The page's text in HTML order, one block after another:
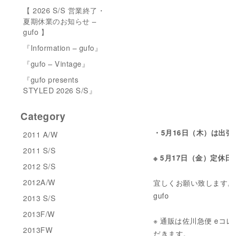
・5月16日（木）は
※ 5月17日（金）定休
宜しくお願い致しま
gufo
※ 通販は佐川急便 eコ
だきます。
【 2026 S/S 営業終了・
夏期休業のお知らせ –
gufo 】
『Information – gufo』
『gufo – Vintage』
『gufo presents
STYLED 2026 S/S』
Category
2011 A/W
2011 S/S
2012 S/S
2012A/W
2013 S/S
2013F/W
2013FW